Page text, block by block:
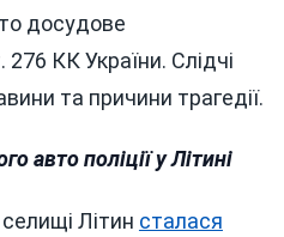
досудове
276 КК України. Слідчі
та причини трагедії.
авто поліції у Літині
Літин сталася